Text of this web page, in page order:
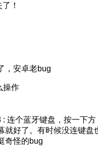
！
，安卓老bug
操作
: 连个蓝牙键盘，按一下方
就好了。有时候没连键盘
奇怪的bug